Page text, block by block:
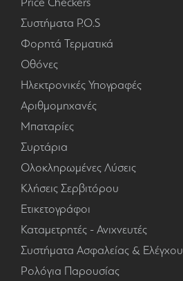
Συστήματα P.O.S
Φορητά Τερματικά
Οθόνες
Ηλεκτρονικές Υπογραφές
Αριθμομηχανές
Μπαταρίες
Συρτάρια
Ολοκληρωμένες Λύσεις
Κλήσεις Σερβιτόρου
Ετικετογράφοι
Καταμετρητές - Ανιχνευτές
Συστήματα Ασφαλείας & Ελέγχου
Ρολόγια Παρουσίας